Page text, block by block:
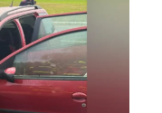
Freien 🔥🚒